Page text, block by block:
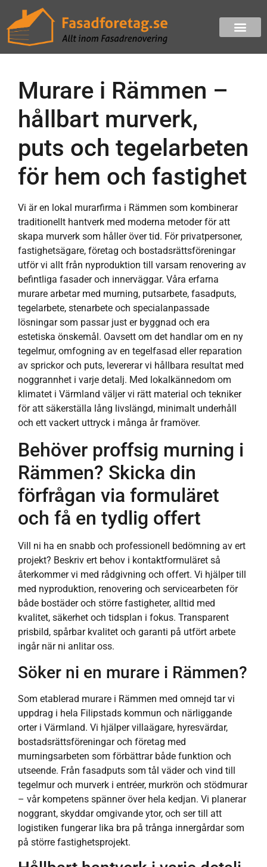
Murare i Rämmen –
hållbart murverk,
puts och tegelarbeten
för hem och fastighet
Vi är en lokal murarfirma i Rämmen som kombinerar
traditionellt hantverk med moderna metoder för att
skapa murverk som håller över tid. För privatpersoner,
fastighetsägare, företag och bostadsrättsföreningar
utför vi allt från nyproduktion till varsam renovering av
befintliga fasader och innerväggar. Våra erfarna
murare arbetar med murning, putsarbete, fasadputs,
tegelarbete, stenarbete och specialanpassade
lösningar som passar just er byggnad och era
estetiska önskemål. Oavsett om det handlar om en ny
tegelmur, omfogning av en tegelfasad eller reparation
av sprickor och puts, levererar vi hållbara resultat med
noggrannhet i varje detalj. Med lokalkännedom om
klimatet i Värmland väljer vi rätt material och tekniker
för att säkerställa lång livslängd, minimalt underhåll
och ett vackert uttryck i många år framöver.
Behöver proffsig murning i
Rämmen? Skicka din
förfrågan via formuläret
och få en tydlig offert
Vill ni ha en snabb och professionell bedömning av ert
projekt? Beskriv ert behov i kontaktformuläret så
återkommer vi med rådgivning och offert. Vi hjälper till
med nyproduktion, renovering och servicearbeten för
både bostäder och större fastigheter, alltid med
kvalitet, säkerhet och tidsplan i fokus. Transparent
prisbild, spårbar kvalitet och garanti på utfört arbete
ingår när ni anlitar oss.
Söker ni en murare i Rämmen?
Som etablerad murare i Rämmen med omnejd tar vi
uppdrag i hela Filipstads kommun och närliggande
orter i Värmland. Vi hjälper villaägare, hyresvärdar,
bostadsrättsföreningar och företag med
murningsarbeten som förbättrar både funktion och
utseende. Från fasadputs som tål väder och vind till
tegelmur och murverk i entréer, murkrön och stödmurar
– vår kompetens spänner över hela kedjan. Vi planerar
noggrant, skyddar omgivande ytor, och ser till att
logistiken fungerar lika bra på trånga innergårdar som
på större fastighetsprojekt.